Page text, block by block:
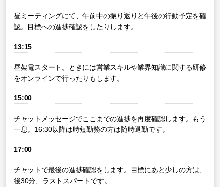
昼ミーティングにて、午前中の振り返りと午後の行動予定を確
認。目標への進捗確認をしたりします。
13:15
昼架電スタート。ときには営業スキルや業界知識に関する研修
をオンラインで行ったりもします。
15:00
チャットメッセージでここまでの進捗を再度確認します。もう
一息。16:30以降は時短勤務の方は随時退勤です。
17:00
チャットで最後の進捗確認をします。目標にあと少しの方は、
後30分、ラストスパートです。